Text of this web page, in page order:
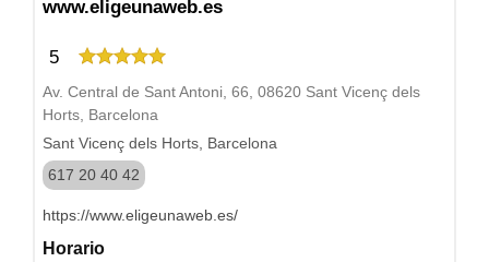
www.eligeunaweb.es
5
Av. Central de Sant Antoni, 66, 08620 Sant Vicenç dels
Horts, Barcelona
Sant Vicenç dels Horts, Barcelona
617 20 40 42
https://www.eligeunaweb.es/
Horario